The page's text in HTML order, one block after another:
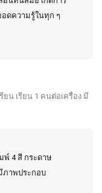
อดความรู้ในทุก ๆ
ยน เรียน 1 คนต่อเครื่อง มี
พ์ 4 สี กระดาษ
ภาพประกอบ